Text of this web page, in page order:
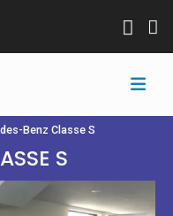
Benz Classe S
S